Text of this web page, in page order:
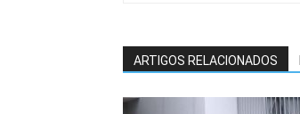
ARTIGOS RELACIONADOS